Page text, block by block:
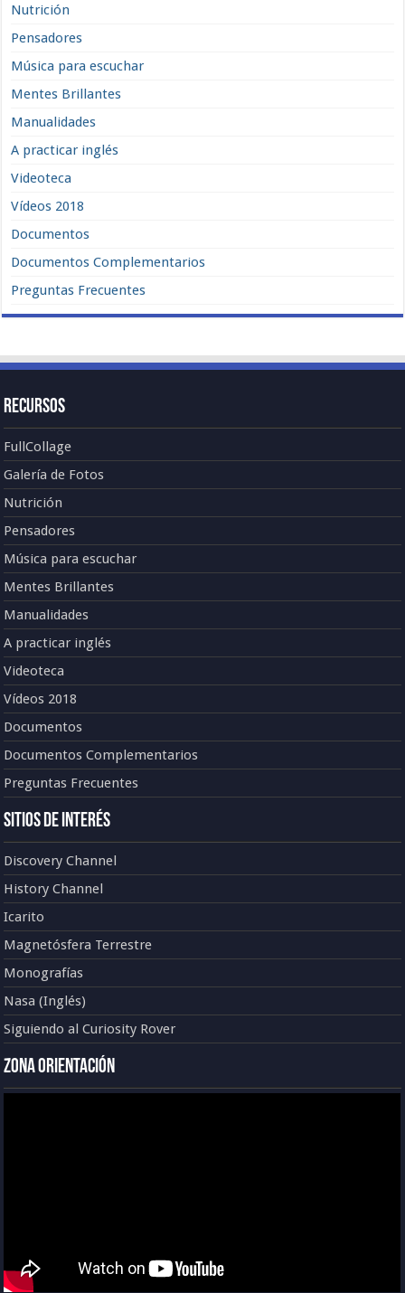
Nutrición
Pensadores
Música para escuchar
Mentes Brillantes
Manualidades
A practicar inglés
Videoteca
Vídeos 2018
Documentos
Documentos Complementarios
Preguntas Frecuentes
Recursos
FullCollage
Galería de Fotos
Nutrición
Pensadores
Música para escuchar
Mentes Brillantes
Manualidades
A practicar inglés
Videoteca
Vídeos 2018
Documentos
Documentos Complementarios
Preguntas Frecuentes
Sitios de Interés
Discovery Channel
History Channel
Icarito
Magnetósfera Terrestre
Monografías
Nasa (Inglés)
Siguiendo al Curiosity Rover
Zona Orientación